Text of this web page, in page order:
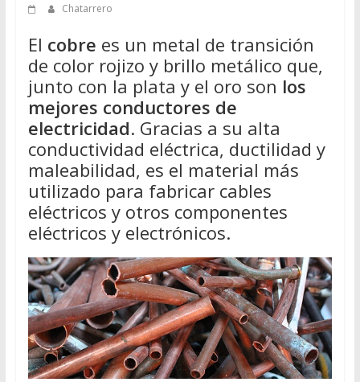
Chatarrero
El cobre es un metal de transición
de color rojizo y brillo metálico que,
junto con la plata y el oro son los
mejores conductores de
electricidad. Gracias a su alta
conductividad eléctrica, ductilidad y
maleabilidad, es el material más
utilizado para fabricar cables
eléctricos y otros componentes
eléctricos y electrónicos.